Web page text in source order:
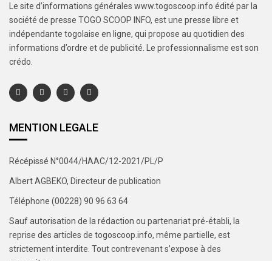
Le site d’informations générales www.togoscoop.info édité par la
société de presse TOGO SCOOP INFO, est une presse libre et
indépendante togolaise en ligne, qui propose au quotidien des
informations d’ordre et de publicité. Le professionnalisme est son
crédo.
MENTION LEGALE
Récépissé N°0044/HAAC/12-2021/PL/P
Albert AGBEKO, Directeur de publication
Téléphone (00228) 90 96 63 64
Sauf autorisation de la rédaction ou partenariat pré-établi, la
reprise des articles de togoscoop.info, même partielle, est
strictement interdite. Tout contrevenant s’expose à des